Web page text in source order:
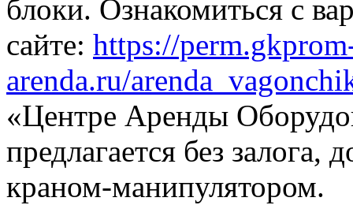
блоки. Ознакомиться с
сайте: https://
arenda.ru/
«Центре Аренды
предлагается без залога,
краном-манипулятором.